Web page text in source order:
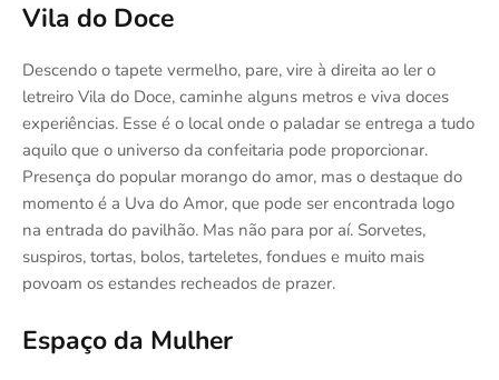
Vila do Doce
Descendo o tapete vermelho, pare, vire à direita ao ler o
letreiro Vila do Doce, caminhe alguns metros e viva doces
experiências. Esse é o local onde o paladar se entrega a tudo
aquilo que o universo da confeitaria pode proporcionar.
Presença do popular morango do amor, mas o destaque do
momento é a Uva do Amor, que pode ser encontrada logo
na entrada do pavilhão. Mas não para por aí. Sorvetes,
suspiros, tortas, bolos, tarteletes, fondues e muito mais
povoam os estandes recheados de prazer.
Espaço da Mulher